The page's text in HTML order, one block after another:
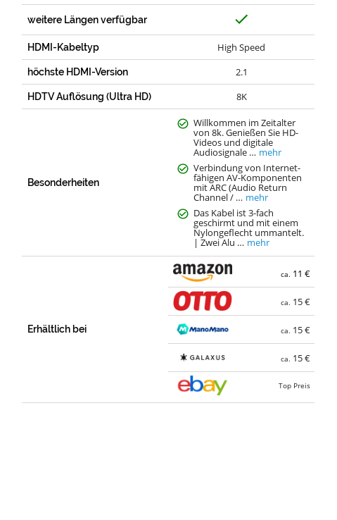
weitere Längen verfügbar
HDMI-Kabeltyp High Speed
höchste HDMI-Version 2.1
HDTV Auflösung (Ultra HD) 8K
Besonderheiten
Willkommen im Zeitalter
von 8k. Genießen Sie HD-
Videos und digitale
Audiosignale … mehr
Verbindung von Internet-
fähigen AV-Komponenten
mit ARC (Audio Return
Channel / … mehr
Das Kabel ist 3-fach
geschirmt und mit einem
Nylongeflecht ummantelt.
| Zwei Alu … mehr
Erhältlich bei
ca. 11 €
ca. 15 €
ca. 15 €
ca. 15 €
Top Preis